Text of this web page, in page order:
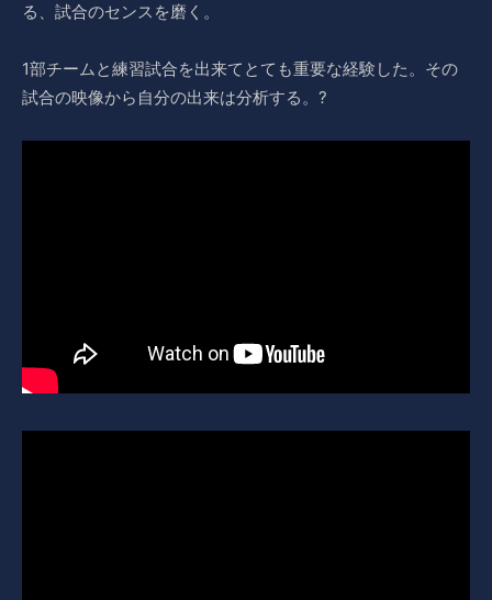
る、試合のセンスを磨く。
1部チームと練習試合を出来てとても重要な経験した。その
試合の映像から自分の出来は分析する。?